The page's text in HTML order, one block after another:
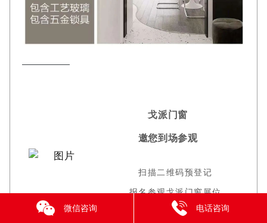
戈派门窗
邀您到场参观
扫描二维码预登记
报名参观戈派门窗展位
微信咨询 电话咨询